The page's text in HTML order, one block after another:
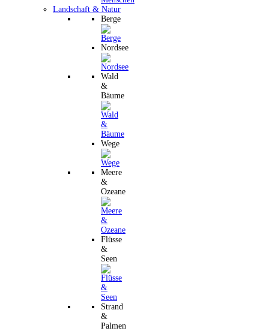
Landschaft & Natur
Berge
Nordsee
Wald
&
Bäume
Wege
Meere
&
Ozeane
Flüsse
&
Seen
Strand
&
Palmen